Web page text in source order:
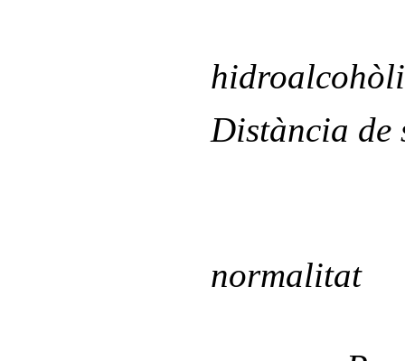
Distància de
normalitat